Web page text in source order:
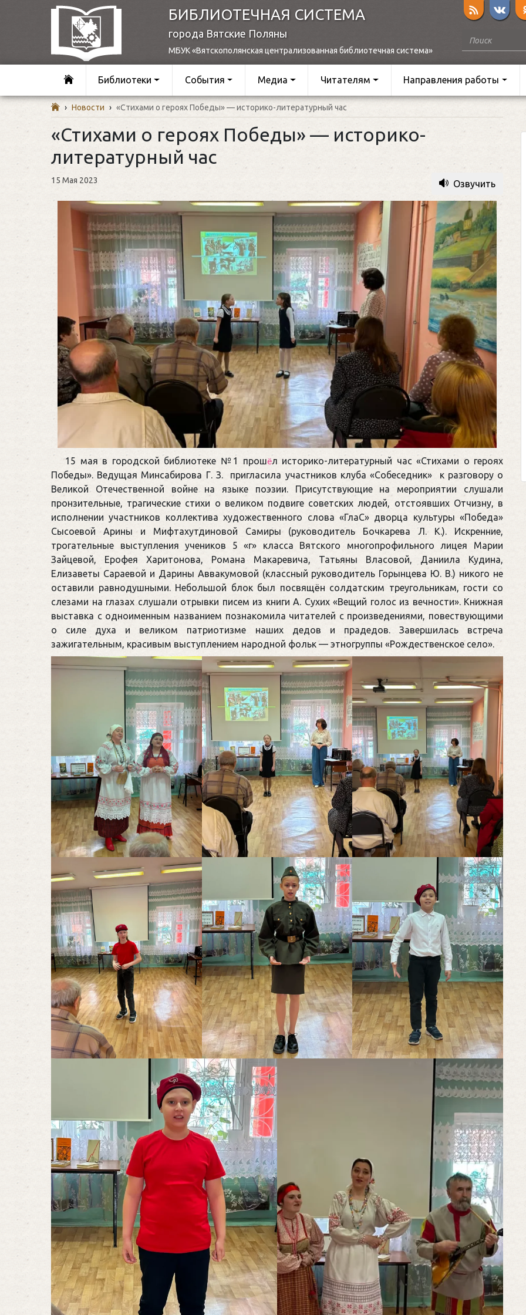
БИБЛИОТЕЧНАЯ СИСТЕМА
города Вятские Поляны
МБУК «Вятскополянская централизованная библиотечная система»
Библиотеки События Медиа Читателям Направления работы
› Новости › «Стихами о героях Победы» — историко-литературный час
«Стихами о героях Победы» — историко-
литературный час
15 Мая 2023 Озвучить
15 мая в городской библиотеке №1 прошёл историко-литературный час «Стихами о героях
Победы». Ведущая Минсабирова Г. З. пригласила участников клуба «Собеседник» к разговору о
Великой Отечественной войне на языке поэзии. Присутствующие на мероприятии слушали
пронзительные, трагические стихи о великом подвиге советских людей, отстоявших Отчизну, в
исполнении участников коллектива художественного слова «ГлаС» дворца культуры «Победа»
Сысоевой Арины и Мифтахутдиновой Самиры (руководитель Бочкарева Л. К.). Искренние,
трогательные выступления учеников 5 «г» класса Вятского многопрофильного лицея Марии
Зайцевой, Ерофея Харитонова, Романа Макаревича, Татьяны Власовой, Даниила Кудина,
Елизаветы Сараевой и Дарины Аввакумовой (классный руководитель Горынцева Ю. В.) никого не
оставили равнодушными. Небольшой блок был посвящён солдатским треугольникам, гости со
слезами на глазах слушали отрывки писем из книги А. Сухих «Вещий голос из вечности». Книжная
выставка с одноименным названием познакомила читателей с произведениями, повествующими
о силе духа и великом патриотизме наших дедов и прадедов. Завершилась встреча
зажигательным, красивым выступлением народной фольк — этногруппы «Рождественское село».